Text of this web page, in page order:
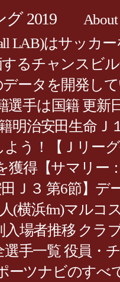
2019 About
LAB)はサッカ
るチャンスビ
ータを開発して
選手は国籍 更新
明治安田生命Ｊ
う！【Ｊリー
得【サマリー
Ｊ３ 第6節】デ
(横浜fm)マルコ
場者推移 クラ
選手一覧 役員・
ツナビのすべ